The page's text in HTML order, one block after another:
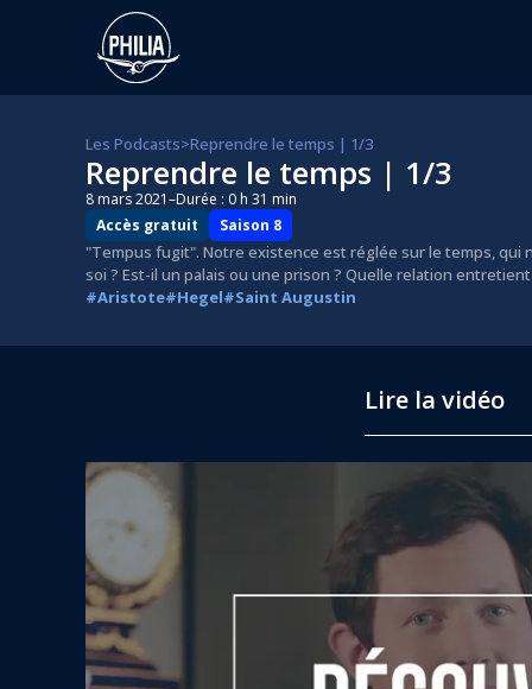
Les Podcasts>Reprendre le temps | 1/3
Reprendre le temps | 1/3
8 mars 2021–Durée : 0 h 31 min
Accès gratuit
Saison 8
"Tempus fugit". Notre existence est réglée sur le temps, qui
soi ? Est-il un palais ou une prison ? Quelle relation
#Aristote#Hegel#Saint Augustin
Lire la vidéo